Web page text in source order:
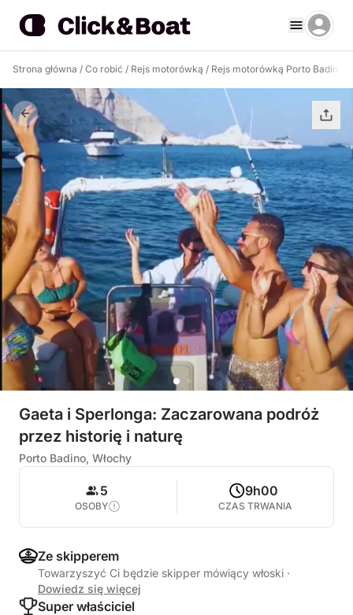
Strona główna / Co robić / Rejs motorówką / Rejs motorówką Porto Badino
Gaeta i Sperlonga: Zaczarowana podróż
przez historię i naturę
Porto Badino, Włochy
5
OSOBY
9h00
CZAS TRWANIA
Ze skipperem
Towarzyszyć Ci będzie skipper mówiący włoski ·
Dowiedz się więcej
Super właściciel